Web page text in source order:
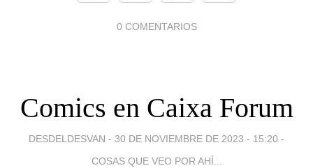
0 COMENTARIOS
Comics en Caixa Forum
DESDELDESVAN - 30 DE NOVIEMBRE DE 2023 - 15:20 -
COSAS QUE VEO POR AHÍ...